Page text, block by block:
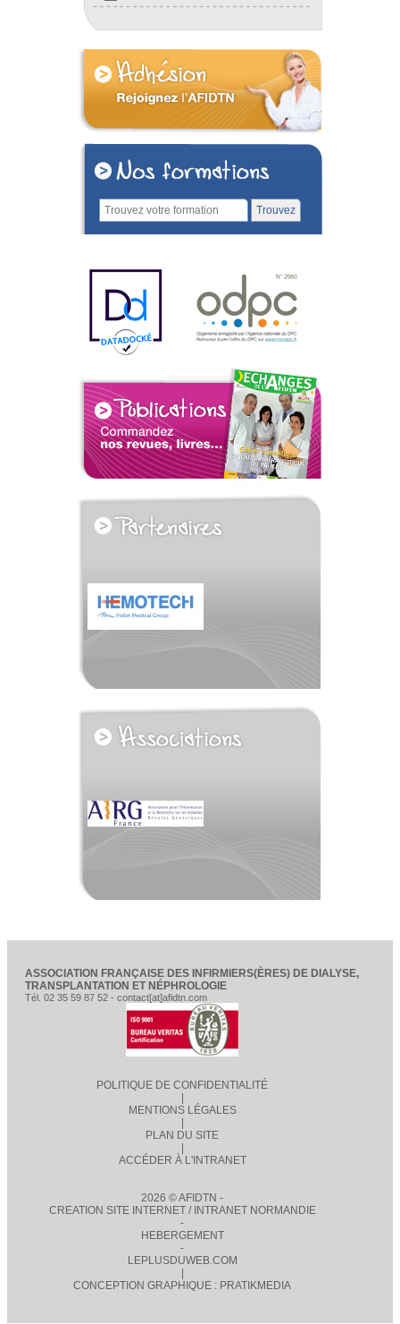
voir tous les partenaires
ASSOCIATION FRANÇAISE DES INFIRMIERS(ÈRES) DE DIALYSE,
TRANSPLANTATION ET NÉPHROLOGIE
Tél. 02 35 59 87 52 - contact[at]afidtn.com
POLITIQUE DE CONFIDENTIALITÉ
MENTIONS LÉGALES
PLAN DU SITE
ACCÉDER À L'INTRANET
2026 © AFIDTN -
CREATION SITE INTERNET / INTRANET NORMANDIE
-
HEBERGEMENT
-
LEPLUSDUWEB.COM
CONCEPTION GRAPHIQUE : PRATIKMEDIA